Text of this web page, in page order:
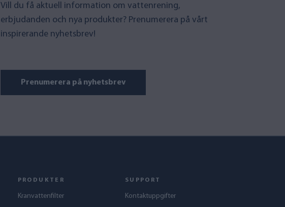
Vill du få aktuell information om vattenrening,
erbjudanden och nya produkter? Prenumerera på vårt
inspirerande nyhetsbrev!
Prenumerera på nyhetsbrev
PRODUKTER
Kranvattenfilter
SUPPORT
Kontaktuppgifter